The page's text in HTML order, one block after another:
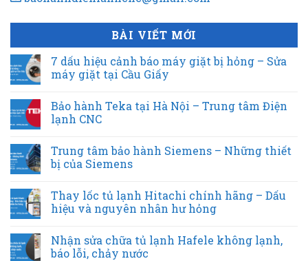
BÀI VIẾT MỚI
7 dấu hiệu cảnh báo máy giặt bị hỏng – Sửa
máy giặt tại Cầu Giấy
Bảo hành Teka tại Hà Nội – Trung tâm Điện
lạnh CNC
Trung tâm bảo hành Siemens – Những thiết
bị của Siemens
Thay lốc tủ lạnh Hitachi chính hãng – Dấu
hiệu và nguyên nhân hư hỏng
Nhận sửa chữa tủ lạnh Hafele không lạnh,
báo lỗi, chảy nước